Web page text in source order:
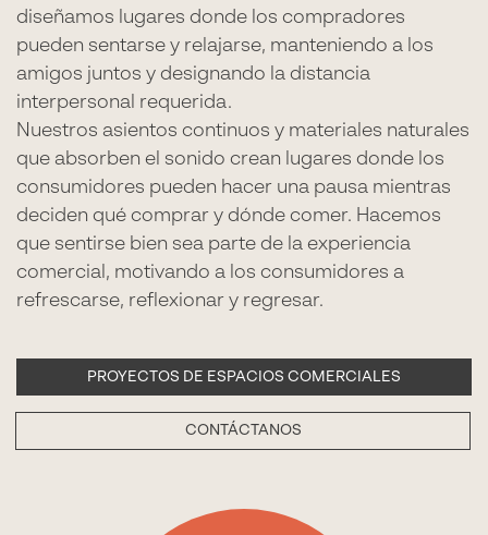
PROYECTOS DE ESPACIOS COMERCIALES
CONTÁCTANOS
diseñamos lugares donde los compradores
pueden sentarse y relajarse, manteniendo a los
amigos juntos y designando la distancia
interpersonal requerida.
Nuestros asientos continuos y materiales naturales
que absorben el sonido crean lugares donde los
consumidores pueden hacer una pausa mientras
deciden qué comprar y dónde comer. Hacemos
que sentirse bien sea parte de la experiencia
comercial, motivando a los consumidores a
refrescarse, reflexionar y regresar.